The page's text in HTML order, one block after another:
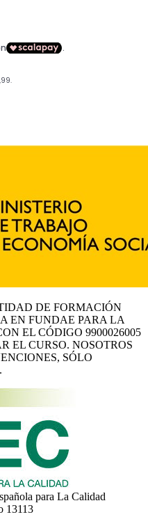
DE FORMACIÓN
EN FUNDAE PARA LA
EL CÓDIGO 9900026005
EL CURSO. NOSOTROS
SÓLO
para La Calidad
13113